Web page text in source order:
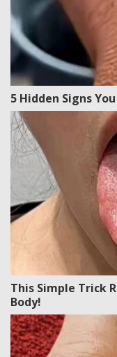
5 Hidden Signs
This Simple Trick
Body!